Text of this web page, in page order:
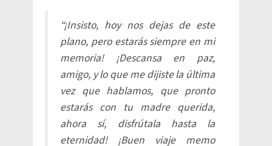
“¡Insisto, hoy nos dejas de este
plano, pero estarás siempre en mi
memoria! ¡Descansa en paz,
amigo, y lo que me dijiste la última
vez que hablamos, que pronto
estarás con tu madre querida,
ahora sí, disfrútala hasta la
eternidad! ¡Buen viaje memo